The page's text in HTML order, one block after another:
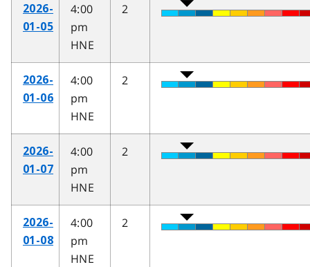
2026-
01-05
4:00
pm
HNE
2
2026-
01-06
4:00
pm
HNE
2
2026-
01-07
4:00
pm
HNE
2
2026-
01-08
4:00
pm
HNE
2